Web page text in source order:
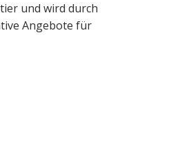
und wird durch
Angebote für